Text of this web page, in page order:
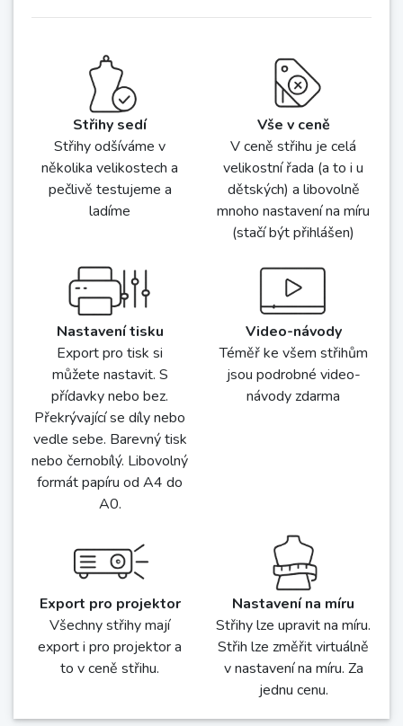
Střihy sedí
Střihy odšíváme v
několika velikostech a
pečlivě testujeme a
Vše v ceně
V ceně střihu je celá
velikostní řada (a to i u
dětských) a libovolně
mnoho nastavení na míru
Nastavení tisku
Export pro tisk si
můžete nastavit. S
přídavky nebo bez.
Překrývající se díly nebo
vedle sebe. Barevný tisk
nebo černobílý. Libovolný
formát papíru od A4 do
Video-návody
Téměř ke všem střihům
jsou podrobné video-
Export pro projektor
Všechny střihy mají
export i pro projektor a
Nastavení na míru
Střihy lze upravit na míru.
Střih lze změřit virtuálně
v nastavení na míru. Za
jednu cenu.